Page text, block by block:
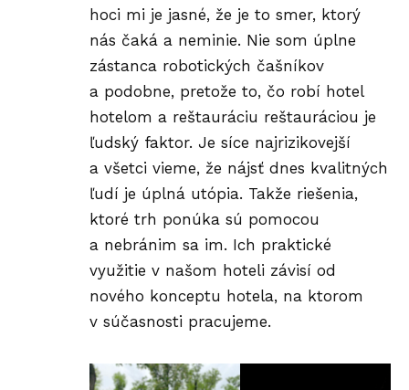
hoci mi je jasné, že je to smer, ktorý
nás čaká a neminie. Nie som úplne
zástanca robotických čašníkov
a podobne, pretože to, čo robí hotel
hotelom a reštauráciu reštauráciou je
ľudský faktor. Je síce najrizikovejší
a všetci vieme, že nájsť dnes kvalitných
ľudí je úplná utópia. Takže riešenia,
ktoré trh ponúka sú pomocou
a nebránim sa im. Ich praktické
využitie v našom hoteli závisí od
nového konceptu hotela, na ktorom
v súčasnosti pracujeme.